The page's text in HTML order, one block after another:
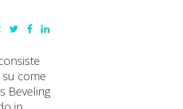
come
Beveling